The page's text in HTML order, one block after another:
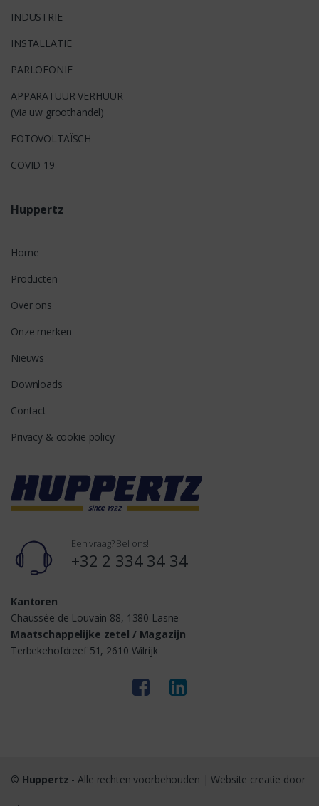
INDUSTRIE
INSTALLATIE
PARLOFONIE
APPARATUUR VERHUUR
(Via uw groothandel)
FOTOVOLTAÏSCH
COVID 19
Huppertz
Home
Producten
Over ons
Onze merken
Nieuws
Downloads
Contact
Privacy & cookie policy
Een vraag? Bel ons!
+32 2 334 34 34
Kantoren
Chaussée de Louvain 88, 1380 Lasne
Maatschappelijke zetel / Magazijn
Terbekehofdreef 51, 2610 Wilrijk
© Huppertz - Alle rechten voorbehouden | Website creatie door